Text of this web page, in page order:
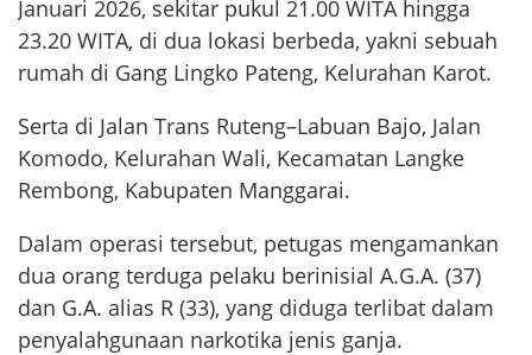
Januari 2026, sekitar pukul 21.00 WITA hingga
23.20 WITA, di dua lokasi berbeda, yakni sebuah
rumah di Gang Lingko Pateng, Kelurahan Karot.
Serta di Jalan Trans Ruteng–Labuan Bajo, Jalan
Komodo, Kelurahan Wali, Kecamatan Langke
Rembong, Kabupaten Manggarai.
Dalam operasi tersebut, petugas mengamankan
dua orang terduga pelaku berinisial A.G.A. (37)
dan G.A. alias R (33), yang diduga terlibat dalam
penyalahgunaan narkotika jenis ganja.